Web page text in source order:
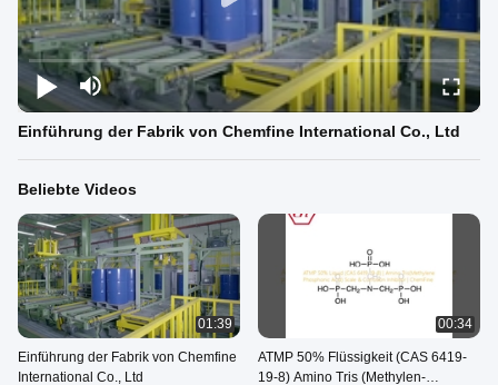
Einführung der Fabrik von Chemfine International Co., Ltd
Beliebte Videos
01:39
Einführung der Fabrik von Chemfine
International Co., Ltd
00:34
ATMP 50% Flüssigkeit (CAS 6419-
19-8) Amino Tris (Methylen-